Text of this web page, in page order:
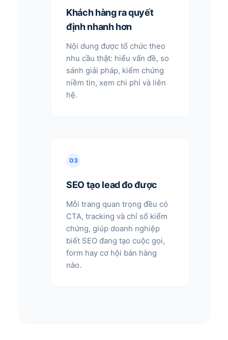
Khách hàng ra quyết
định nhanh hơn
Nội dung được tổ chức theo
nhu cầu thật: hiểu vấn đề, so
sánh giải pháp, kiểm chứng
niềm tin, xem chi phí và liên
hệ.
03
SEO tạo lead đo được
Mỗi trang quan trọng đều có
CTA, tracking và chỉ số kiểm
chứng, giúp doanh nghiệp
biết SEO đang tạo cuộc gọi,
form hay cơ hội bán hàng
nào.